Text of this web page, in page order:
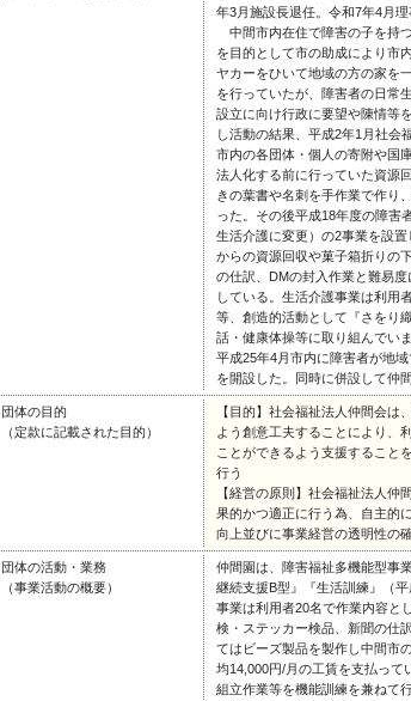
年3月施設長退任。令和7年4月理
中間市内在住で障害の子を持
を目的として市の助成により市
ヤカーをひいて地域の方の家を
を行っていたが、障害者の日常
設立に向け行政に要望や陳情等
し活動の結果、平成2年1月社会
市内の各団体・個人の寄附や国
法人化する前に行っていた資源
きの葉書や名刺を手作業で作り
った。その後平成18年度の障害
生活介護に変更）の2事業を設
からの資源回収や菓子箱折りの
の仕訳、DMの封入作業と難易
している。生活介護事業は利用
等、創造的活動として『さをり
話・健康体操等に取り組んでいま
平成25年4月市内に障害者が地
を開設した。同時に併設して仲
団体の目的
（定款に記載された目的）
【目的】社会福祉法人仲間会
よう創意工夫することにより、
ことができるよう支援すること
行う
【経営の原則】社会福祉法人
果的かつ適正に行う為、自主的
向上並びに事業経営の透明性の
団体の活動・業務
（事業活動の概要）
仲間園は、障害福祉多機能型事
継続支援B型』『生活訓練』（
事業は利用者20名で作業内容と
検・ステッカー検品、新聞の仕
てはビーズ製品を製作し中間市
均14,000円/月の工賃を支払って
組立作業等を機能訓練を兼ねて